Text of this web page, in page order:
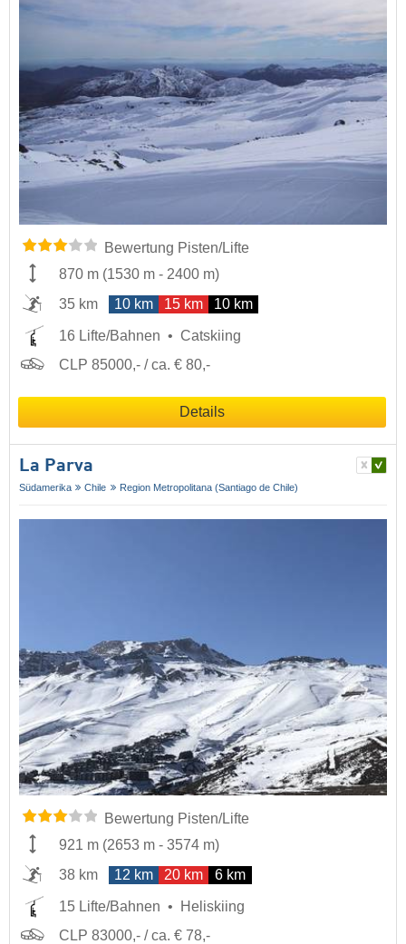
Bewertung Pisten/Lifte
870 m (1530 m - 2400 m)
35 km
10 km 15 km 10 km
16 Lifte/Bahnen
Catskiing
CLP 85000,- / ca. € 80,-
Details
La Parva
Südamerika Chile Region Metropolitana (Santiago de Chile)
Bewertung Pisten/Lifte
921 m (2653 m - 3574 m)
38 km
12 km 20 km 6 km
15 Lifte/Bahnen
Heliskiing
CLP 83000,- / ca. € 78,-